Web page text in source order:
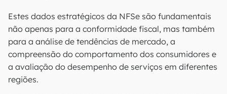
Estes dados estratégicos da NFSe são fundamentais
não apenas para a conformidade fiscal, mas também
para a análise de tendências de mercado, a
compreensão do comportamento dos consumidores e
a avaliação do desempenho de serviços em diferentes
regiões.